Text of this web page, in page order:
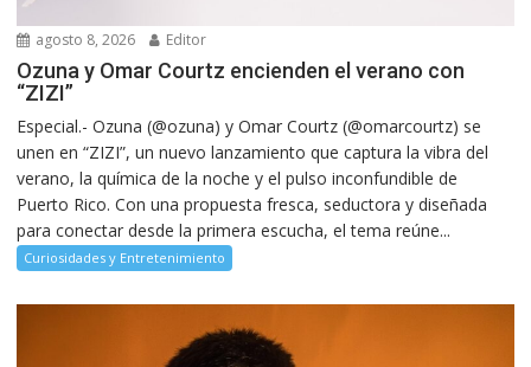
agosto 8, 2026 Editor
Ozuna y Omar Courtz encienden el verano con
“ZIZI”
Especial.- Ozuna (@ozuna) y Omar Courtz (@omarcourtz) se
unen en “ZIZI”, un nuevo lanzamiento que captura la vibra del
verano, la química de la noche y el pulso inconfundible de
Puerto Rico. Con una propuesta fresca, seductora y diseñada
para conectar desde la primera escucha, el tema reúne...
Curiosidades y Entretenimiento